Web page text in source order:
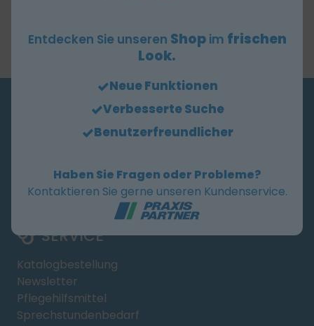
M/XM1242 M/XM1246/M/XM3250 5.5K
BESTELLHOTLINE
Mo-Do
08:00 - 17:00 Uhr
08:00 - 15:00 Uhr
SERVICE
Katalogbestellung
Newsletter
Pflegehilfsmittel
Sprechstundenbedarf
Entdecken Sie unseren Shop im frischen
Look.
Neue Funktionen
Verbesserte Suche
Benutzerfreundlicher
Haben Sie Fragen oder Probleme?
Kontaktieren Sie gerne unseren Kundenservice.